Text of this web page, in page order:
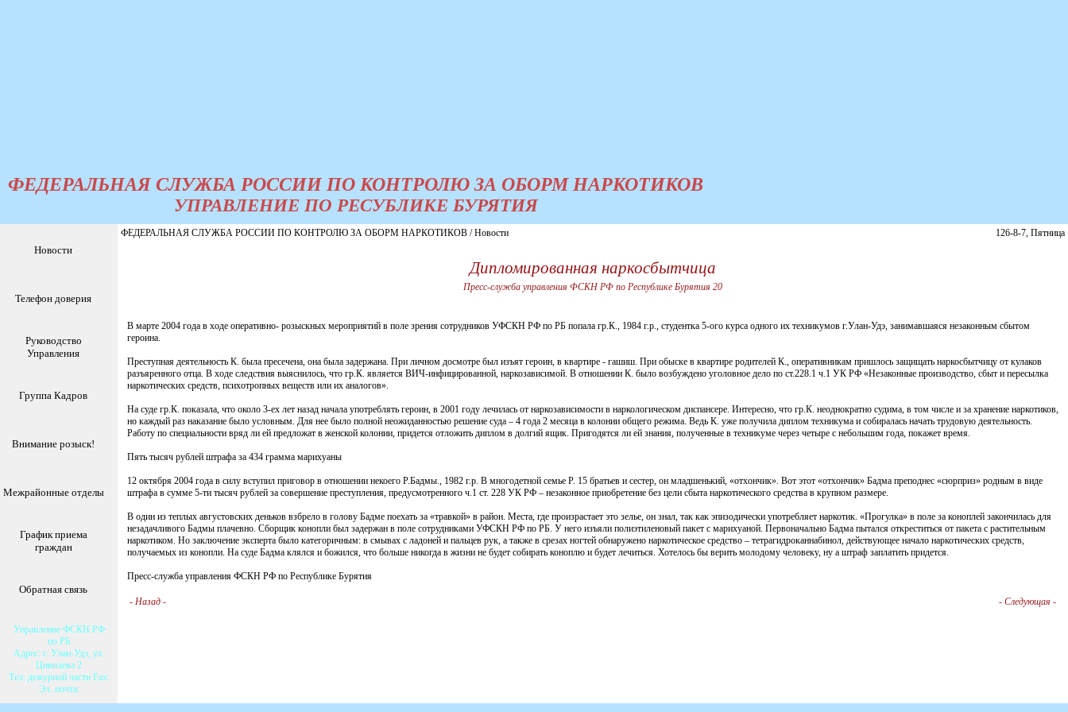
ФЕДЕРАЛЬНАЯ СЛУЖБА РОССИИ ПО КОНТРОЛЮ ЗА ОБОРМ НАРКОТИКОВ
УПРАВЛЕНИЕ ПО РЕСУБЛИКЕ БУРЯТИЯ
Новости
Телефон доверия
Руководство
Управления
Группа Кадров
Внимание розыск!
Межрайонные отделы
График приема
граждан
Обратная связь
Управление ФСКН РФ
по РБ
Адрес: г. Улан-Удэ, ул.
Цивилева 2
Тел: дежурной части Fax:
Эл. почта:
ФЕДЕРАЛЬНАЯ СЛУЖБА РОССИИ ПО КОНТРОЛЮ ЗА ОБОРМ НАРКОТИКОВ / Новости 126-8-7, Пятница
Дипломированная наркосбытчица
Пресс-служба управления ФСКН РФ по Республике Бурятия 20
В марте 2004 года в ходе оперативно- розыскных мероприятий в поле зрения сотрудников УФСКН РФ по РБ попала гр.К., 1984 г.р., студентка 5-ого курса одного их техникумов г.Улан-Удэ, занимавшаяся незаконным сбытом
героина.
Преступная деятельность К. была пресечена, она была задержана. При личном досмотре был изъят героин, в квартире - гашиш. При обыске в квартире родителей К., оперативникам пришлось защищать наркосбытчицу от кулаков
разъяренного отца. В ходе следствия выяснилось, что гр.К. является ВИЧ-инфицированной, наркозависимой. В отношении К. было возбуждено уголовное дело по ст.228.1 ч.1 УК РФ «Незаконные производство, сбыт и пересылка
наркотических средств, психотропных веществ или их аналогов».
На суде гр.К. показала, что около 3-ех лет назад начала употреблять героин, в 2001 году лечилась от наркозависимости в наркологическом диспансере. Интересно, что гр.К. неоднократно судима, в том числе и за хранение наркотиков,
но каждый раз наказание было условным. Для нее было полной неожиданностью решение суда – 4 года 2 месяца в колонии общего режима. Ведь К. уже получила диплом техникума и собиралась начать трудовую деятельность.
Работу по специальности вряд ли ей предложат в женской колонии, придется отложить диплом в долгий ящик. Пригодятся ли ей знания, полученные в техникуме через четыре с небольшим года, покажет время.
Пять тысяч рублей штрафа за 434 грамма марихуаны
12 октября 2004 года в силу вступил приговор в отношении некоего Р.Бадмы., 1982 г.р. В многодетной семье Р. 15 братьев и сестер, он младшенький, «отхончик». Вот этот «отхончик» Бадма преподнес «сюрприз» родным в виде
штрафа в сумме 5-ти тысяч рублей за совершение преступления, предусмотренного ч.1 ст. 228 УК РФ – незаконное приобретение без цели сбыта наркотического средства в крупном размере.
В один из теплых августовских деньков взбрело в голову Бадме поехать за «травкой» в район. Места, где произрастает это зелье, он знал, так как эпизодически употребляет наркотик. «Прогулка» в поле за коноплей закончилась для
незадачливого Бадмы плачевно. Сборщик конопли был задержан в поле сотрудниками УФСКН РФ по РБ. У него изъяли полиэтиленовый пакет с марихуаной. Первоначально Бадма пытался откреститься от пакета с растительным
наркотиком. Но заключение эксперта было категоричным: в смывах с ладоней и пальцев рук, а также в срезах ногтей обнаружено наркотическое средство – тетрагидроканнабинол, действующее начало наркотических средств,
получаемых из конопли. На суде Бадма клялся и божился, что больше никогда в жизни не будет собирать коноплю и будет лечиться. Хотелось бы верить молодому человеку, ну а штраф заплатить придется.
Пресс-служба управления ФСКН РФ по Республике Бурятия
- Назад - - Следующая -